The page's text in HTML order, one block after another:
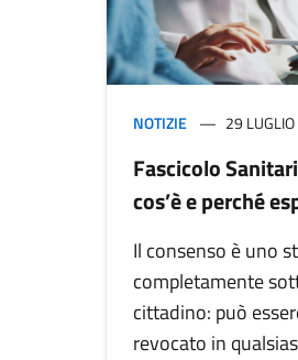
NOTIZIE 29
Fascicolo
cos’è e perché
Il consenso è uno
completamente
cittadino: può
revocato in